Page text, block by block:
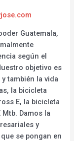
Guatemala,
según el
objetivo es
también la vida
la bicicleta
E, la bicicleta
Damos la
y
se pongan en